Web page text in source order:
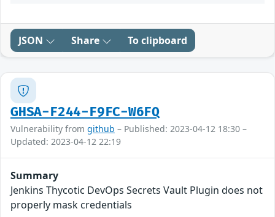
JSON Share To clipboard
GHSA-F244-F9FC-W6FQ
Vulnerability from github – Published: 2023-04-12 18:30 –
Updated: 2023-04-12 22:19
Summary
Jenkins Thycotic DevOps Secrets Vault Plugin does not
properly mask credentials